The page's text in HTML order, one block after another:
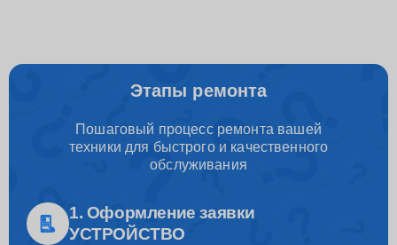
Этапы ремонта
Пошаговый процесс ремонта вашей
техники для быстрого и качественного
обслуживания
1. Оформление заявки
УСТРОЙСТВО